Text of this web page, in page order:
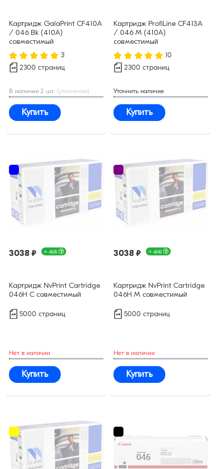
Картридж GalaPrint CF410A
/ 046 Bk (410A)
совместимый
3
2300 страниц
В наличии 2 шт. (уточнение)
Купить
Картридж ProfiLine CF413A
/ 046 M (410A)
совместимый
10
2300 страниц
Уточнить наличие
Купить
3038 ₽ + 46Б
Картридж NvPrint Cartridge
046H C совместимый
5000 страниц
Нет в наличии
Купить
3038 ₽ + 46Б
Картридж NvPrint Cartridge
046H M совместимый
5000 страниц
Нет в наличии
Купить